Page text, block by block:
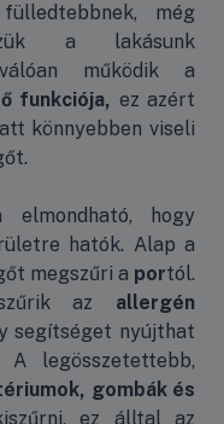
még
a lakásunk
működik a
funkciója, ez azért
könnyebben viseli
elmondható, hogy
hatók. Alap a
megszűri a portól.
az allergén
segítséget nyújthat
A legösszetettebb,
gombák és
ez álltal az